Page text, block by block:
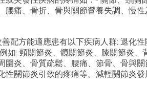
腰痛、骨折、骨與關節營養失調、慢
配方能適應患有以下疾病人群: 退化
如: 頸關節炎、髖關節炎、膝關節炎、
圍炎、骨質疏鬆、腰痛、節骨、骨與
性關節炎引致的疼痛等。減輕關節炎發